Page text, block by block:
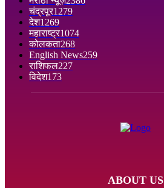
चंद्रपूर1279
देश1269
महाराष्ट्र1074
कोलकता268
English News259
राशिफल227
विदेश173
ABOUT US